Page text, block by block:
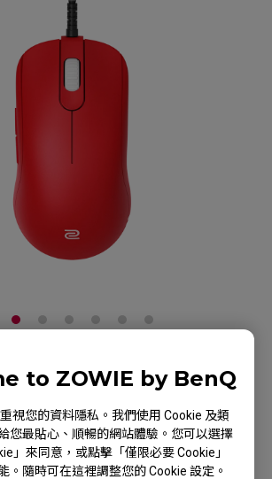
to ZOWIE by BenQ
視您的資料隱私。我們使用 Cookie 及類
您最貼心、順暢的網站體驗。您可以選擇
」來同意，或點擊「僅限必要 Cookie」
。隨時可在這裡調整您的 Cookie 設定。
FK2-B 紅色霧面
電競滑鼠